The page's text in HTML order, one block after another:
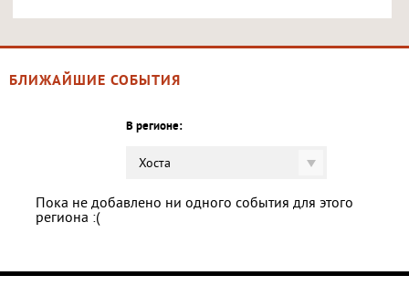
БЛИЖАЙШИЕ СОБЫТИЯ
В регионе:
Хоста
Пока не добавлено ни одного события для этого
региона :(